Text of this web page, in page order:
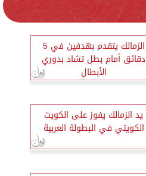
الزمالك يتقدم بهدفين في 5
دقائق أمام بطل تشاد بدوري
الأبطال
يد الزمالك يفوز على الكويت
الكويتي في البطولة العربية